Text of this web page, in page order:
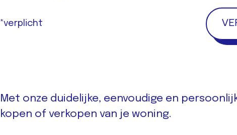
*verplicht
Met onze duidelijke, eenvoudige en
kopen of verkopen van je woning.